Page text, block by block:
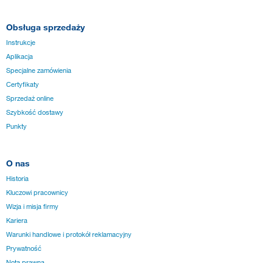
Obsługa sprzedaży
Instrukcje
Aplikacja
Specjalne zamówienia
Certyfikaty
Sprzedaż online
Szybkość dostawy
Punkty
O nas
Historia
Kluczowi pracownicy
Wizja i misja firmy
Kariera
Warunki handlowe i protokół reklamacyjny
Prywatność